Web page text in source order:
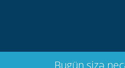
Bugün sizə